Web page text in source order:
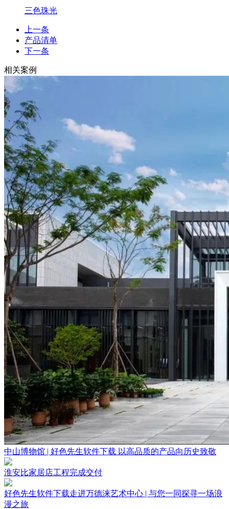
三色珠光
上一条
产品清单
下一条
相关案例
中山博物馆 | 好色先生软件下载 以高品质的产品向历史致敬
淮安比家居店工程完成交付
好色先生软件下载走进万德涞艺术中心 | 与您一同探寻一场浪
漫之旅